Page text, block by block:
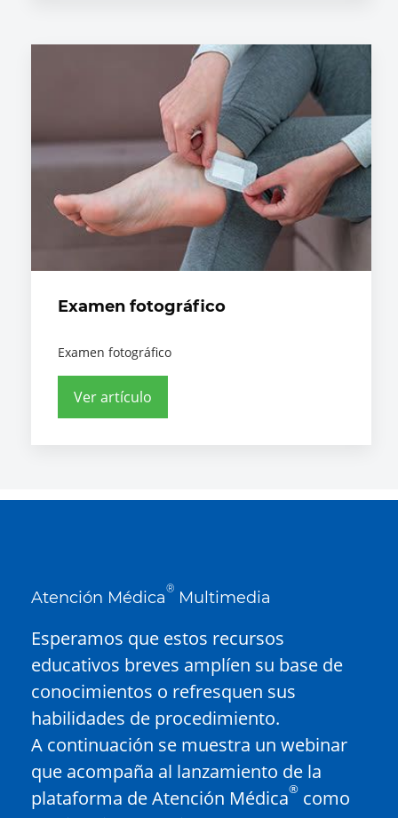
Examen fotográfico
Examen fotográfico
Ver artículo
Atención Médica® Multimedia
Esperamos que estos recursos
educativos breves amplíen su base de
conocimientos o refresquen sus
habilidades de procedimiento.
A continuación se muestra un webinar
que acompaña al lanzamiento de la
plataforma de Atención Médica® como